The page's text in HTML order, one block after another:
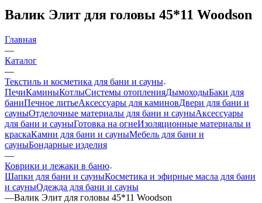
Валик Элит для головы 45*11 Woodson
Главная
—
Каталог
—
Текстиль и косметика для бани и сауны
ПечиКаминыКотлыСистемы отопленияДымоходыБаки для
баниПечное литьеАксессуары для каминовДвери для бани и
сауныОтделочные материалы для бани и сауныАксессуары
для бани и сауныГотовка на огнеИзоляционные материалы и
краскаКамни для бани и сауныМебель для бани и
сауныБондарные изделия
—
Коврики и лежаки в баню
Шапки для бани и сауныКосметика и эфирные масла для бани
и сауныОдежда для бани и сауны
—Валик Элит для головы 45*11 Woodson